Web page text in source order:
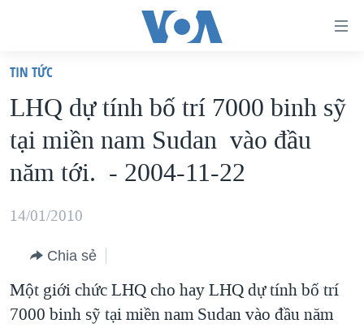
truy
cập
Tới
nội
chính
hướng
chính
VIỆT NAM
HOA KỲ
BIỂN ĐÔNG
THẾ GIỚI
DIỄN ĐÀN
MỤC
TỰ DO BÁO CHÍ
CHUYÊN ĐỀ
TIN TỨC
LHQ dự tính bố trí 7000 binh sỹ
tại miền nam Sudan vào đầu
năm tới. - 2004-11-22
14/01/2010
Chia sẻ
Một giới chức LHQ cho hay LHQ dự tính bố trí
7000 binh sỹ tại miền nam Sudan vào đầu năm